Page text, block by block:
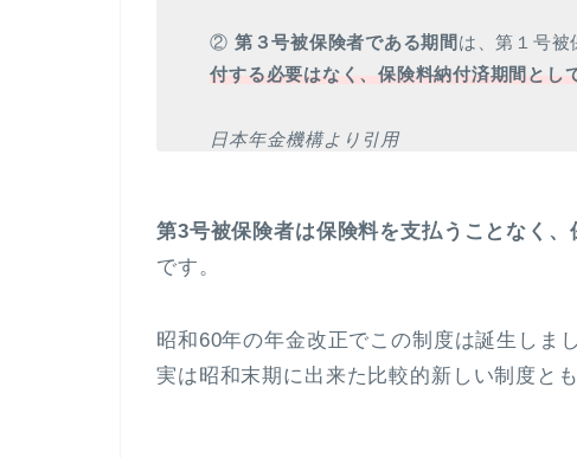
② 第３号被保険者である期間 は、第１号被
付する必要はなく、保険料納付済期間とし
日本年金機構より引用
第3号被保険者は保険料を支払うことなく
です。
昭和60年の年金改正でこの制度は誕生しまし
実は昭和末期に出来た比較的新しい制度と